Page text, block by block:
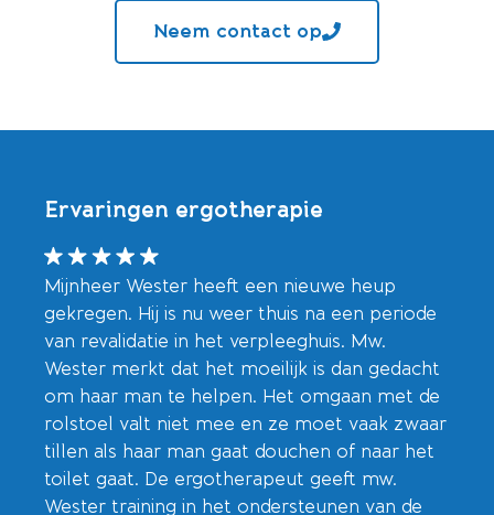
Neem contact op
Ervaringen ergotherapie
Mijnheer Wester heeft een nieuwe heup
gekregen. Hij is nu weer thuis na een periode
van revalidatie in het verpleeghuis. Mw.
Wester merkt dat het moeilijk is dan gedacht
om haar man te helpen. Het omgaan met de
rolstoel valt niet mee en ze moet vaak zwaar
tillen als haar man gaat douchen of naar het
toilet gaat. De ergotherapeut geeft mw.
Wester training in het ondersteunen van de